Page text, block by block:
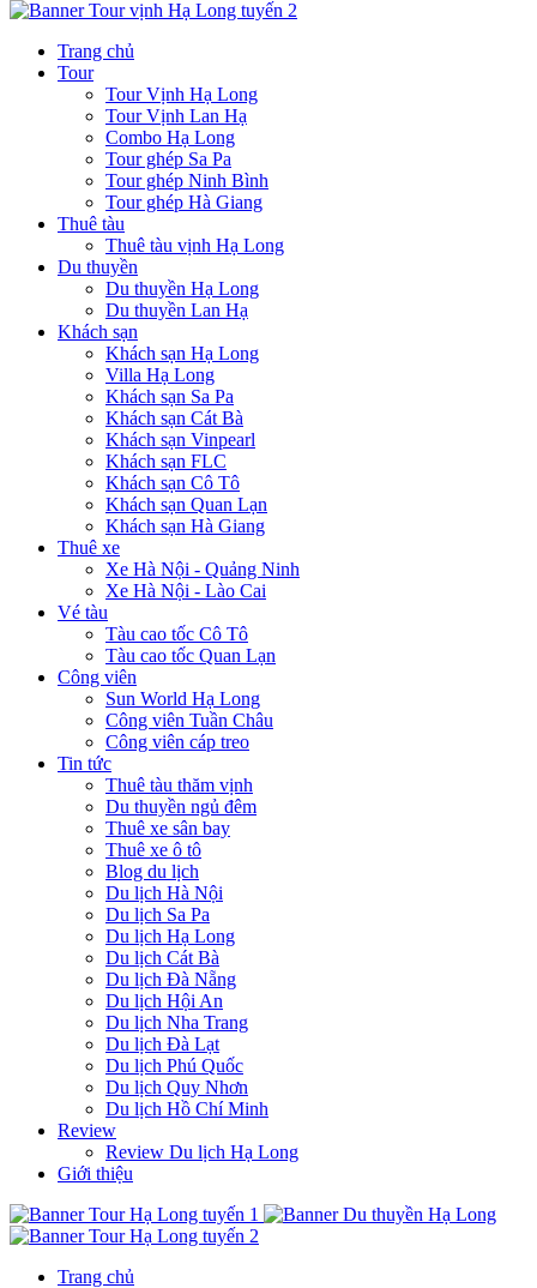
Trang chủ
Tour
Tour Vịnh Hạ Long
Tour Vịnh Lan Hạ
Combo Hạ Long
Tour ghép Sa Pa
Tour ghép Ninh Bình
Tour ghép Hà Giang
Thuê tàu
Thuê tàu vịnh Hạ Long
Du thuyền
Du thuyền Hạ Long
Du thuyền Lan Hạ
Khách sạn
Khách sạn Hạ Long
Villa Hạ Long
Khách sạn Sa Pa
Khách sạn Cát Bà
Khách sạn Vinpearl
Khách sạn FLC
Khách sạn Cô Tô
Khách sạn Quan Lạn
Khách sạn Hà Giang
Thuê xe
Xe Hà Nội - Quảng Ninh
Xe Hà Nội - Lào Cai
Vé tàu
Tàu cao tốc Cô Tô
Tàu cao tốc Quan Lạn
Công viên
Sun World Hạ Long
Công viên Tuần Châu
Công viên cáp treo
Tin tức
Thuê tàu thăm vịnh
Du thuyền ngủ đêm
Thuê xe sân bay
Thuê xe ô tô
Blog du lịch
Du lịch Hà Nội
Du lịch Sa Pa
Du lịch Hạ Long
Du lịch Cát Bà
Du lịch Đà Nẵng
Du lịch Hội An
Du lịch Nha Trang
Du lịch Đà Lạt
Du lịch Phú Quốc
Du lịch Quy Nhơn
Du lịch Hồ Chí Minh
Review
Review Du lịch Hạ Long
Giới thiệu
Trang chủ